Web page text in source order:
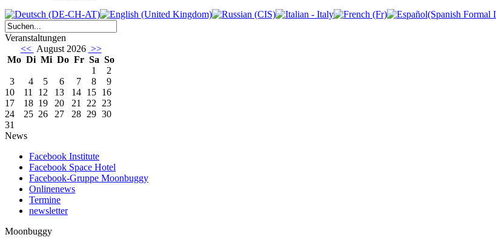
Veranstaltungen
<< August 2026 >>
Mo Di Mi Do Fr Sa So
1
2
3
4 5 6 7 8
9
10
11 12 13 14 15 16
17
18 19 20 21 22 23
24
25 26 27 28 29 30
31
News
Facebook Institute
Facebook Space Hotel
Facebook-Gruppe Moonbuggy
Onlinenews
Termine
newsletter
Moonbuggy